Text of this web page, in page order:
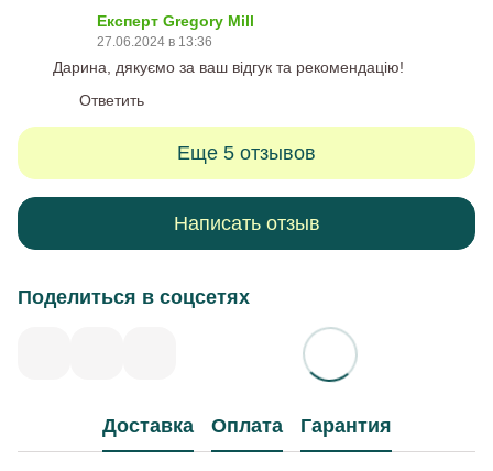
Експерт Gregory Mill
27.06.2024 в 13:36
Дарина, дякуємо за ваш відгук та рекомендацію!
Ответить
Еще 5 отзывов
Написать отзыв
Поделиться в соцсетях
Доставка Оплата Гарантия